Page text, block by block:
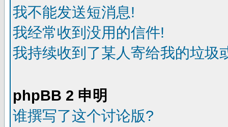
我不能发送短消息!
我经常收到没用的信件!
我持续收到了某人寄给我的垃圾
phpBB 2 申明
谁撰写了这个讨论版?